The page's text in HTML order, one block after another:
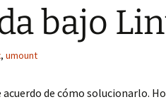
bajo
, umount
de cómo solucionarlo.